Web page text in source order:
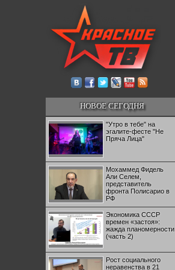
НОВОЕ СЕГОДНЯ
"Утро в тебе" на
эгалите-фесте "Не
Пряча Лица"
Мохаммед Фидель
Али Селем,
представитель
фронта Полисарио в
РФ
Экономика СССР
времен «застоя»:
жажда планомерности
(часть 2)
Рост социального
неравенства в 21